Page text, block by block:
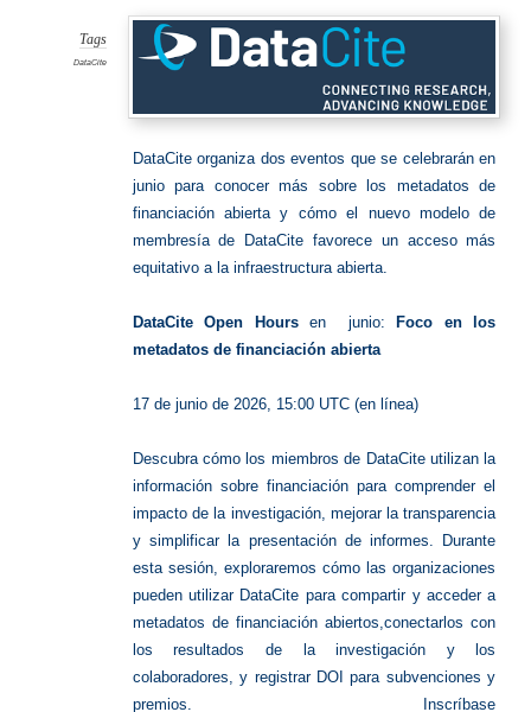
Tags
DataCite
DataCite organiza dos eventos que se celebrarán en
junio para conocer más sobre los metadatos de
financiación abierta y cómo el nuevo modelo de
membresía de DataCite favorece un acceso más
equitativo a la infraestructura abierta.
DataCite Open Hoursen junio:Foco en los
metadatos de financiación abierta
17 de junio de 2026, 15:00 UTC (en línea)
Descubra cómo los miembros de DataCite utilizan la
información sobre financiación para comprender el
impacto de la investigación, mejorar la transparencia
y simplificar la presentación de informes. Durante
esta sesión, exploraremos cómo las organizaciones
pueden utilizar DataCite para compartir y acceder a
metadatos de financiación abiertos,conectarlos con
los resultados de la investigación y los
colaboradores, y registrar DOI para subvenciones y
premios. Inscríbase